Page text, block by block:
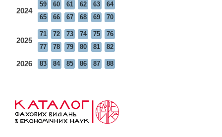
2024
59 60 61 62 63
64
65
66 67 68 69 70
2025
71 72 73 74 75
76
77
78 79 80 81 82
2026 83 84 85 86 87 88